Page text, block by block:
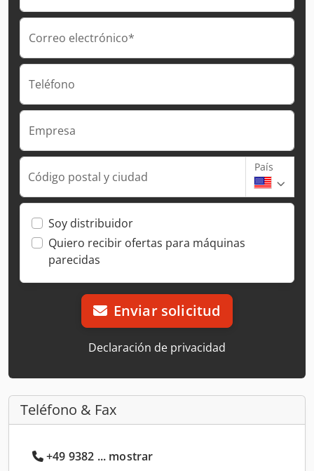
Correo electrónico*
Teléfono
Empresa
Código postal y ciudad
País
Soy distribuidor
Quiero recibir ofertas para máquinas
parecidas
Enviar solicitud
Declaración de privacidad
Teléfono & Fax
+49 9382 ... mostrar